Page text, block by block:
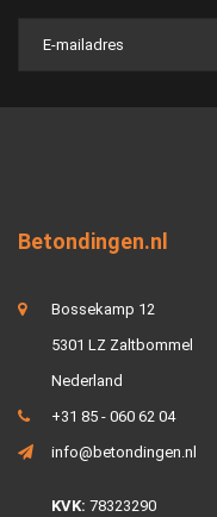
Betondingen.nl
Bossekamp 12
5301 LZ Zaltbommel
Nederland
+31 85 - 060 62 04
info@betondingen.nl
KVK: 78323290